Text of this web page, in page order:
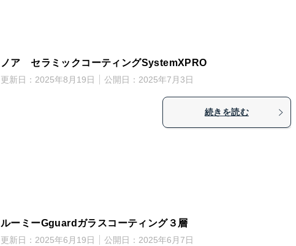
ノア セラミックコーティングSystemXPRO
更新日： 2025年8月19日 公開日： 2025年7月3日
続きを読む
ルーミーGguardガラスコーティング３層
更新日： 2025年6月19日 公開日： 2025年6月7日